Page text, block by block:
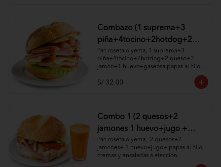
Combazo (1 suprema+3
piña+4tocino+2hotdog+2
queso+2 jamón+1
huevo+gaseosa papas al hilo,
Pan roseta o yema, 1 suprema+3
piña+4tocino+2hotdog+2 queso+2
jamón+1 huevo+gaseosa papas al hilo,
S/ 32.00
Combo 1 (2 quesos+2
jamones 1 huevo+jugo +
papas al hilo, cremas y
ensaladas )
Pan roseta o yema,  2 quesos+2
jamones+ 1 huevo+jugo+ papas al hilo,
cremas y ensaladas a elección.